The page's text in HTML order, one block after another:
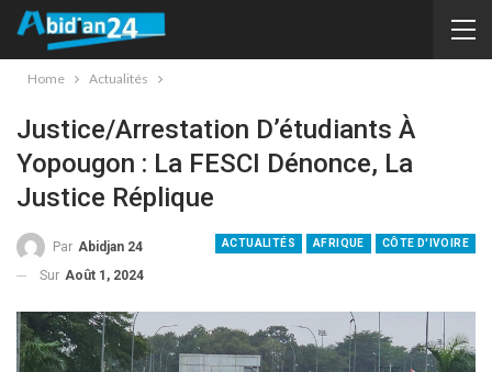
Home Actualités
Justice/Arrestation D’étudiants À
Yopougon : La FESCI Dénonce, La
Justice Réplique
ACTUALITÉS AFRIQUE CÔTE D'IVOIRE
Par Abidjan 24
Sur Août 1, 2024